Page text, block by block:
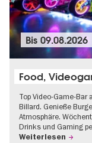
Bis09.08.2026
Food,
Top Video-Game-
Billard. Genieße
Atmosphäre.
Drinks und Gaming
Weiterlesen